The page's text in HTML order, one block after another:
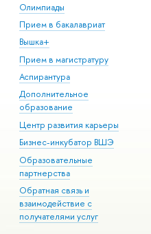
Олимпиады
Прием в бакалавриат
Вышка+
Прием в магистратуру
Аспирантура
Дополнительное
образование
Центр развития карьеры
Бизнес-инкубатор ВШЭ
Образовательные
партнерства
Обратная связь и
взаимодействие с
получателями услуг